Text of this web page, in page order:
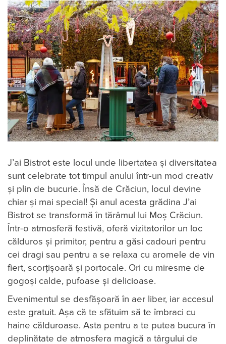
J’ai Bistrot este locul unde libertatea şi diversitatea
sunt celebrate tot timpul anului într-un mod creativ
şi plin de bucurie. Însă de Crăciun, locul devine
chiar şi mai special! Și anul acesta grădina J’ai
Bistrot se transformă în tărâmul lui Moș Crăciun.
Într-o atmosferă festivă, oferă vizitatorilor un loc
călduros și primitor, pentru a găsi cadouri pentru
cei dragi sau pentru a se relaxa cu aromele de vin
fiert, scorțișoară și portocale. Ori cu miresme de
gogoși calde, pufoase și delicioase.
Evenimentul se desfășoară în aer liber, iar accesul
este gratuit. Așa că te sfătuim să te îmbraci cu
haine călduroase. Asta pentru a te putea bucura în
deplinătate de atmosfera magică a târgului de